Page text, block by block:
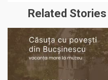
Related Stories